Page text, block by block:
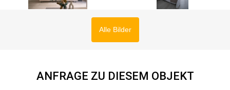
Alle Bilder
ANFRAGE ZU DIESEM OBJEKT